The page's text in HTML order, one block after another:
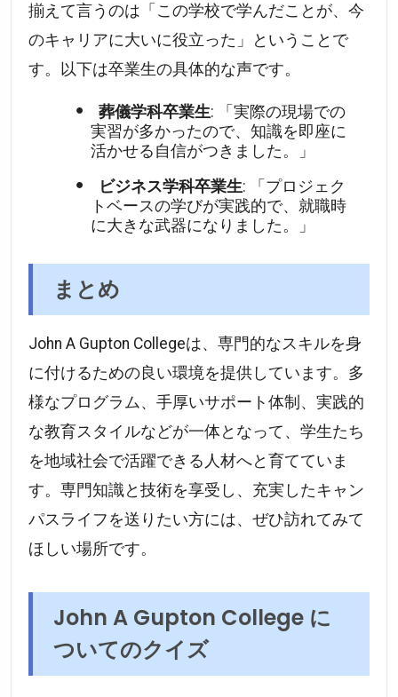
揃えて言うのは「この学校で学んだことが、今
のキャリアに大いに役立った」ということで
す。以下は卒業生の具体的な声です。
葬儀学科卒業生: 「実際の現場での
実習が多かったので、知識を即座に
活かせる自信がつきました。」
ビジネス学科卒業生: 「プロジェク
トベースの学びが実践的で、就職時
に大きな武器になりました。」
まとめ
John A Gupton Collegeは、専門的なスキルを身
に付けるための良い環境を提供しています。多
様なプログラム、手厚いサポート体制、実践的
な教育スタイルなどが一体となって、学生たち
を地域社会で活躍できる人材へと育てていま
す。専門知識と技術を享受し、充実したキャン
パスライフを送りたい方には、ぜひ訪れてみて
ほしい場所です。
John A Gupton College に
ついてのクイズ